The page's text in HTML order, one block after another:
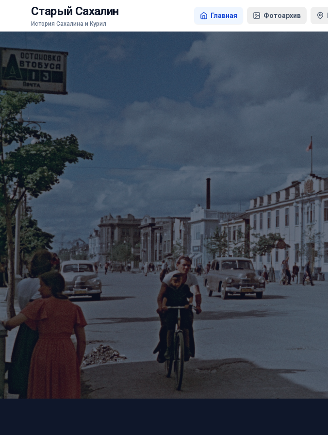
Старый Сахалин
История Сахалина и Курил
Главная Фотоархив